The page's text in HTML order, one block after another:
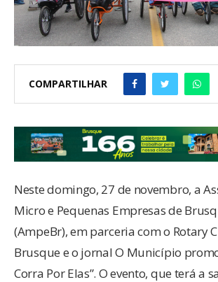
COMPARTILHAR
Neste domingo, 27 de novembro, a
Micro e Pequenas Empresas de
(AmpeBr), em parceria com o Rotary
Brusque e o jornal O Município
Corra Por Elas”. O evento, que terá a